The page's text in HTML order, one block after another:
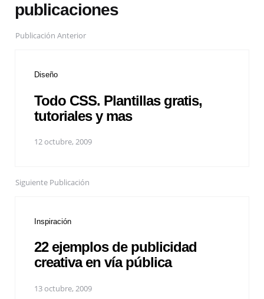
publicaciones
Publicación Anterior
Diseño
Todo CSS. Plantillas gratis,
tutoriales y mas
12 octubre, 2009
Siguiente Publicación
Inspiración
22 ejemplos de publicidad
creativa en vía pública
13 octubre, 2009